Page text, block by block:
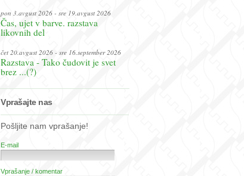
pon 3.avgust 2026 - sre 19.avgust 2026
Čas, ujet v barve. razstava
likovnih del
čet 20.avgust 2026 - sre 16.september 2026
Razstava - Tako čudovit je svet
brez ...(?)
Vprašajte nas
Pošljite nam vprašanje!
E-mail
Vprašanje / komentar